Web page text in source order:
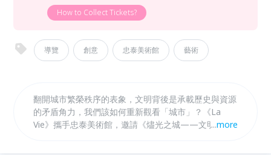
How to Collect Tickets?
導覽 創意 忠泰美術館 藝術
翻開城市繁榮秩序的表象，文明背後是承載歷史與資源
的矛盾角力，我們該如何重新觀看「城市」？《La
Vie》攜手忠泰美術館，邀請《燼光之城——文明之後
...more